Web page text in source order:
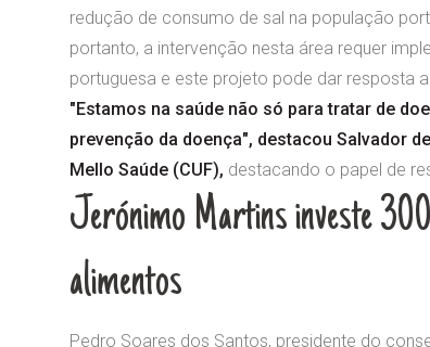
redução de consumo de sal na população
portanto, a intervenção nesta área requer
portuguesa e este projeto pode dar resposta
"Estamos na saúde não só para tratar de
prevenção da doença", destacou Salvador
Mello Saúde (CUF), destacando o papel de
Jerónimo Martins investe
alimentos
Pedro Soares dos Santos, presidente do